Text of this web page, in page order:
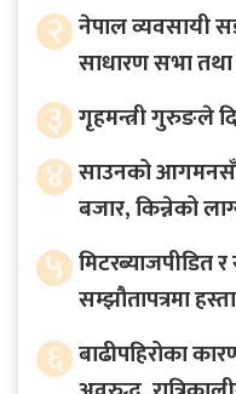
२ नेपाल व्यवसायी
साधारण सभा तथा
३ गृहमन्त्री गुरुङले
४ साउनको
बजार, किन्नेको
५ मिटरब्याजपीडित
सम्झौतापत्रमा
६ बाढीपहिरोका